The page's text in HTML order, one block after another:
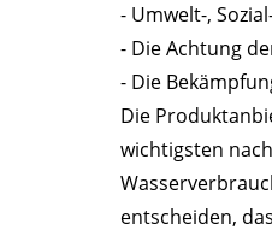
- Umwelt-,
- Die Achtung
- Die
Die
wichtigsten
entscheiden,